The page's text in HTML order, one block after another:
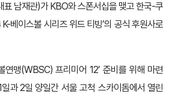
표 남재관)가 KBO와 스폰서십을 맺고 한국-쿠
베이스볼 시리즈 위드 티빙’의 공식 후원사로
연맹(WBSC) 프리미어 12’ 준비를 위해 마련
과 2일 양일간 서울 고척 스카이돔에서 열린